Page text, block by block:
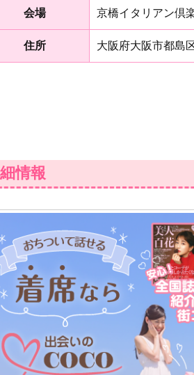
会場 京橋イタリアン倶
住所 大阪府大阪市都島
情報